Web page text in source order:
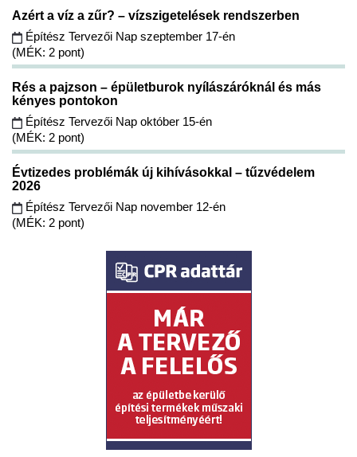
Azért a víz a zűr? – vízszigetelések rendszerben
Építész Tervezői Nap szeptember 17-én
(MÉK: 2 pont)
Rés a pajzson – épületburok nyílászáróknál és más
kényes pontokon
Építész Tervezői Nap október 15-én
(MÉK: 2 pont)
Évtizedes problémák új kihívásokkal – tűzvédelem
2026
Építész Tervezői Nap november 12-én
(MÉK: 2 pont)